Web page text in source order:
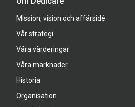
Mission, vision och affärsidé
Vår strategi
Våra värderingar
Våra marknader
Historia
Organisation